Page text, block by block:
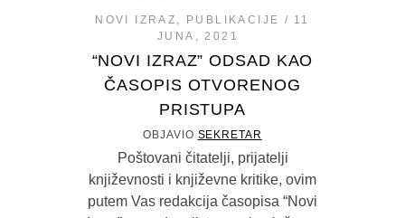
NOVI IZRAZ PUBLIKACIJE
11
JUNA, 2021
“NOVI IZRAZ” ODSAD KAO
ČASOPIS OTVORENOG
PRISTUPA
OBJAVIO SEKRETAR
Poštovani čitatelji, prijatelji
književnosti i književne kritike, ovim
putem Vas redakcija časopisa “Novi